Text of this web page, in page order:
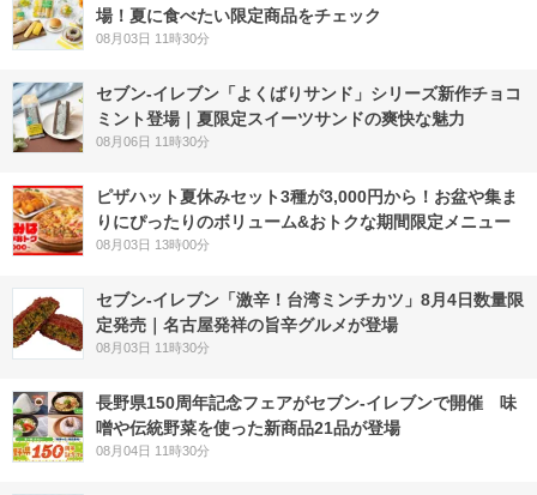
場！夏に食べたい限定商品をチェック
08月03日 11時30分
セブン‐イレブン「よくばりサンド」シリーズ新作チョコ
ミント登場｜夏限定スイーツサンドの爽快な魅力
08月06日 11時30分
ピザハット夏休みセット3種が3,000円から！お盆や集ま
りにぴったりのボリューム&おトクな期間限定メニュー
08月03日 13時00分
セブン-イレブン「激辛！台湾ミンチカツ」8月4日数量限
定発売｜名古屋発祥の旨辛グルメが登場
08月03日 11時30分
長野県150周年記念フェアがセブン-イレブンで開催 味
噌や伝統野菜を使った新商品21品が登場
08月04日 11時30分